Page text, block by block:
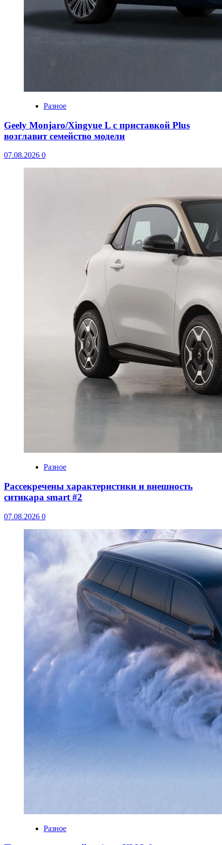
Разное
Geely Monjaro/Xingyue L с приставкой Plus
возглавит семейство модели
07.08.2026 0
Разное
Рассекречены характеристики и внешность
ситикара smart #2
07.08.2026 0
Разное